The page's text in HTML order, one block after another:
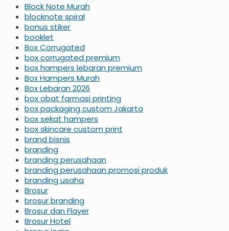
Block Note Murah
blocknote spiral
bonus stiker
booklet
Box Corrugated
box corrugated premium
box hampers lebaran premium
Box Hampers Murah
Box Lebaran 2026
box obat farmasi printing
box packaging custom Jakarta
box sekat hampers
box skincare custom print
brand bisnis
branding
branding perusahaan
branding perusahaan promosi produk
branding usaha
Brosur
brosur branding
Brosur dan Flayer
Brosur Hotel